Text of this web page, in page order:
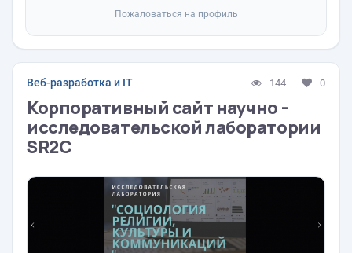
Пожаловаться на профиль
Веб-разработка и IT 144 0
Корпоративный сайт научно -
исследовательской лаборатории
SR2C